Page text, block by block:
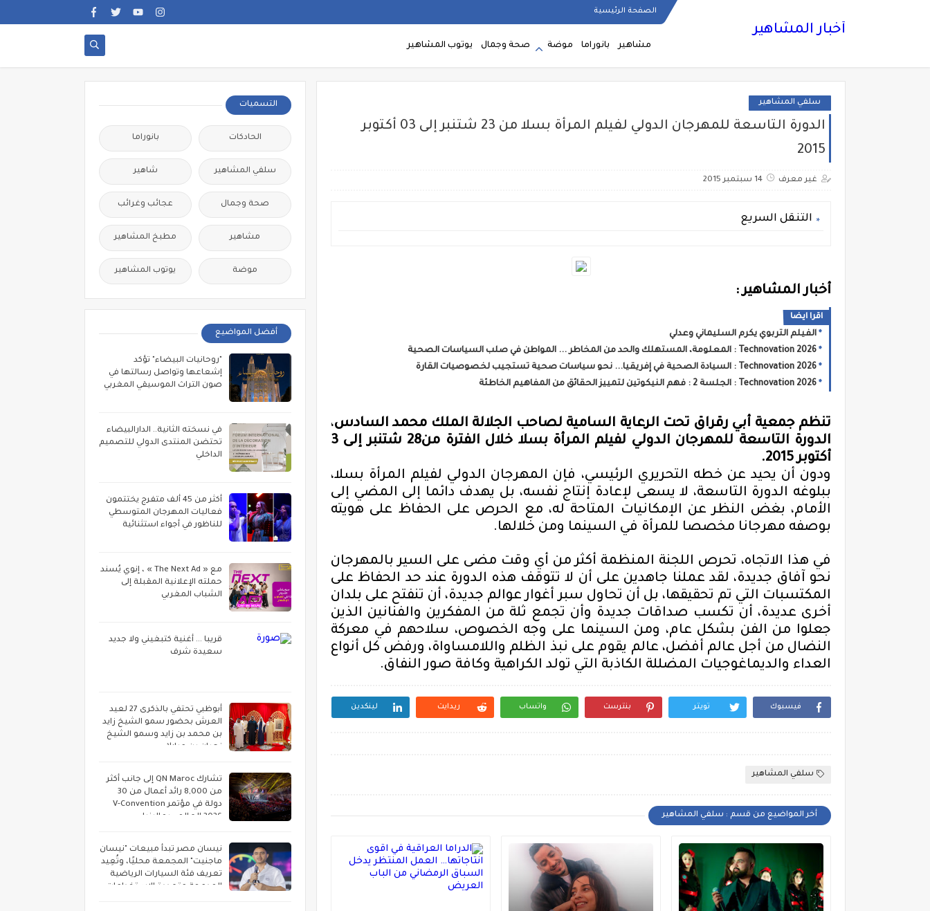
الصفحة الرئيسية
أخبار المشاهير
مشاهير بانوراما موضة صحة وجمال يوتوب المشاهير
سلفي المشاهير
الدورة التاسعة للمهرجان الدولي لفيلم المرأة بسلا من 23 شتنبر إلى 03 أكتوبر
2015
غير معرف 14 سبتمبر 2015
التنقل السريع
أخبار المشاهير :
اقرا ايضا
الفيلم التربوي يكرم السليماني وعدلي
Technovation 2026 : المعلومة، المستهلك والحد من المخاطر ... المواطن في صلب السياسات الصحية
Technovation 2026 : السيادة الصحية في إفريقيا... نحو سياسات صحية تستجيب لخصوصيات القارة
Technovation 2026 : الجلسة 2 : فهم النيكوتين لتمييز الحقائق من المفاهيم الخاطئة
تنظم جمعية أبي رقراق تحت الرعاية السامية لصاحب الجلالة الملك محمد السادس،
الدورة التاسعة للمهرجان الدولي لفيلم المرأة بسلا خلال الفترة من28
شتنبر إلى 3
أكتوبر 2015
.
ودون أن يحيد عن خطه التحريري الرئيسي، فإن المهرجان الدولي لفيلم المرأة بسلا،
ببلوغه الدورة التاسعة، لا يسعى لإعادة إنتاج نفسه، بل يهدف دائما إلى المضي إلى
الأمام، بغض النظر عن الإمكانيات المتاحة له، مع الحرص على الحفاظ على هويته
بوصفه مهرجانا مخصصا للمرأة في السينما ومن خلالها.
في هذا الاتجاه، تحرص اللجنة المنظمة أكثر من أي وقت مضى على السير بالمهرجان
نحو آفاق جديدة، لقد عملنا جاهدين على أن لا تتوقف هذه الدورة عند حد الحفاظ على
المكتسبات التي تم تحقيقها، بل أن تحاول سبر أغوار عوالم جديدة، أن تنفتح على بلدان
أخرى عديدة، أن تكسب صداقات جديدة وأن تجمع ثلة من المفكرين والفنانين الذين
جعلوا من الفن بشكل عام، ومن السينما على وجه الخصوص، سلاحهم في معركة
النضال من أجل عالم أفضل، عالم يقوم على نبذ الظلم واللامساواة، ورفض كل أنواع
العداء والديماغوجيات المضللة الكاذبة التي تولد الكراهية وكافة صور النفاق.
فيسبوك تويتر بنترست واتساب ريدايت لينكدين
سلفي المشاهير
أخر المواضيع من قسم : سلفي المشاهير
التسميات
الحادكات بانوراما
سلفي المشاهير شاهير
صحة وجمال عجائب وغرائب
مشاهير مطبخ المشاهير
موضة يوتوب المشاهير
أفضل المواضيع
"روحانيات البيضاء" تؤكد
إشعاعها وتواصل رسالتها في
صون التراث الموسيقي المغربي
في نسخته الثانية.. الدارالبيضاء
تحتضن المنتدى الدولي للتصميم
الداخلي
أكثر من 45 ألف متفرج يختتمون
فعاليات المهرجان المتوسطي
للناظور في أجواء استثنائية
مع « The Next Ad » ، إنوي يُسند
حملته الإعلانية المقبلة إلى
الشباب المغربي
قريبا ... أغنية كتبغيني ولا جديد
سعيدة شرف
أبوظبي تحتفي بالذكرى 27 لعيد
العرش بحضور سمو الشيخ زايد
بن محمد بن زايد وسمو الشيخ
نهيان بن مبارك
تشارك QN Maroc إلى جانب أكثر
من 8,000 رائد أعمال من 30
دولة في مؤتمر V-Convention
2026 العالمي بماليزيا
نيسان مصر تبدأ مبيعات "نيسان
ماجنيت" المجمعة محليًا، وتُعِيد
تعريف فئة السيارات الرياضية
المدمجة متعددة الاستخدامات